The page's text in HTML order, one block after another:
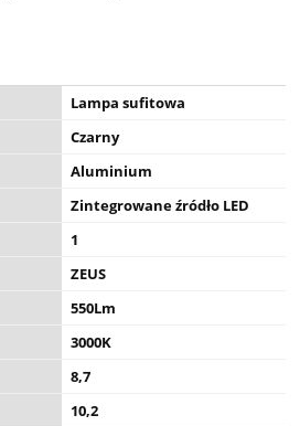
Lampa sufitowa
Czarny
Aluminium
Zintegrowane źródło LED
1
ZEUS
550Lm
3000K
8,7
10,2